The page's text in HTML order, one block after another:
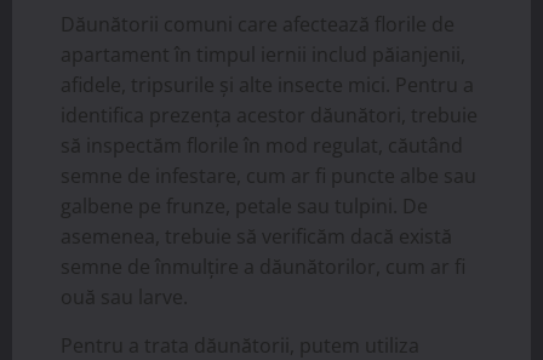
Dăunătorii comuni care afectează florile de
apartament în timpul iernii includ păianjenii,
afidele, tripsurile și alte insecte mici. Pentru a
identifica prezența acestor dăunători, trebuie
să inspectăm florile în mod regulat, căutând
semne de infestare, cum ar fi puncte albe sau
galbene pe frunze, petale sau tulpini. De
asemenea, trebuie să verificăm dacă există
semne de înmulțire a dăunătorilor, cum ar fi
ouă sau larve.
Pentru a trata dăunătorii, putem utiliza